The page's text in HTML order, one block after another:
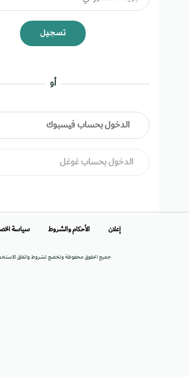
تسجيل
أو
الدخول بحساب فيسبوك
الدخول بحساب غوغل
جميع الحقوق محفوظة وتخضع لشروط واتفاق
إعلان الأحكام والشروط سياسة